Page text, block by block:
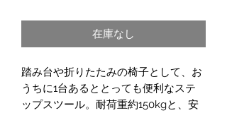
在庫なし
踏み台や折りたたみの椅子として、お
うちに1台あるととっても便利なステ
ップスツール。耐荷重約150kgと、安